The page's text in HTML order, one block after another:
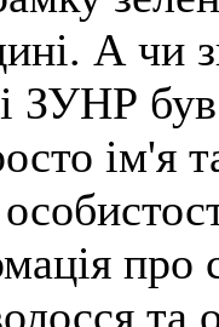
А чи
ЗУНР
ім'я
про
та